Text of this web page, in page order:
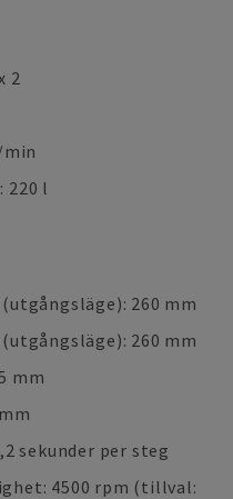
2
220 l
260 mm
260 mm
mm
sekunder per steg
4500 rpm (tillval: